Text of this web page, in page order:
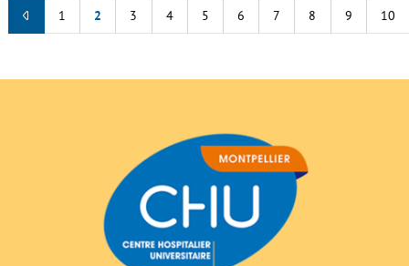
1 2 3 4 5 6 7 8 9 10